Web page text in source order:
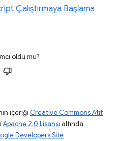
Çalıştırmaya Başlama
oldu mu?
içeriği Creative Commons Atıf
Apache 2.0 Lisansı altında
Developers Site